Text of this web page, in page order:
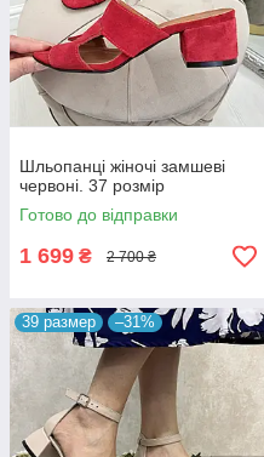
Шльопанці жіночі замшеві
червоні. 37 розмір
Готово до відправки
1 699 ₴ 2 700 ₴
39 размер –31%